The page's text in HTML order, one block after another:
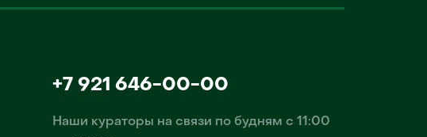
+7 921 646-00-00
Наши кураторы на связи по будням с 11:00